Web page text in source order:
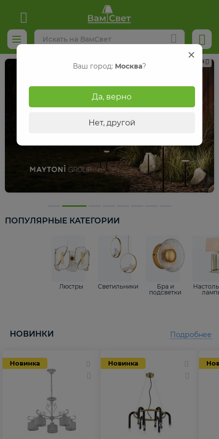
Реклама
ПОПУЛЯРНЫЕ КАТЕГОРИИ
Люстры Светильники
Бра и
подсветки
НОВИНКИ
Новинка Новинка
Подробнее
Ваш город: Москва?
Да, верно
Нет, другой